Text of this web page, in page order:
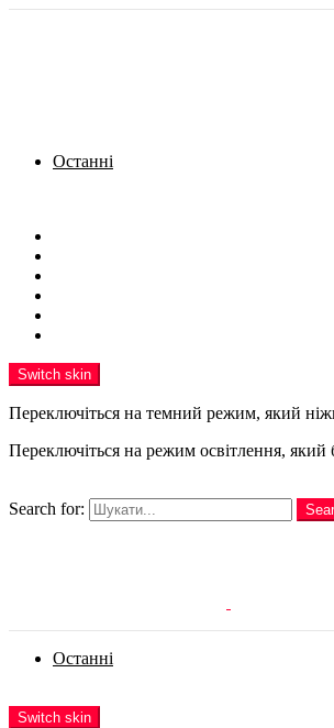
Останні
Switch skin
Переключіться на темний режим, який
Переключіться на режим освітлення,
Search for:
Останні
Switch skin